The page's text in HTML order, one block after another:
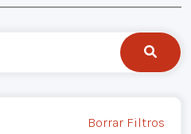
Borrar Filtros